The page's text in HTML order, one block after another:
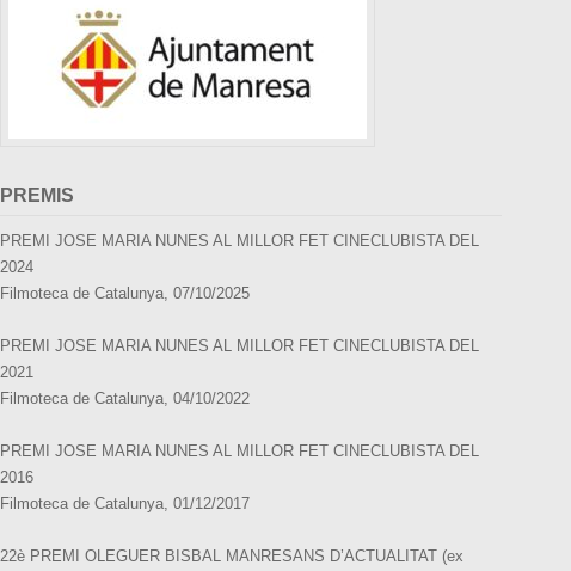
PREMIS
PREMI JOSE MARIA NUNES AL MILLOR FET CINECLUBISTA DEL
2024
Filmoteca de Catalunya, 07/10/2025
PREMI JOSE MARIA NUNES AL MILLOR FET CINECLUBISTA DEL
2021
Filmoteca de Catalunya, 04/10/2022
PREMI JOSE MARIA NUNES AL MILLOR FET CINECLUBISTA DEL
2016
Filmoteca de Catalunya, 01/12/2017
22è PREMI OLEGUER BISBAL MANRESANS D’ACTUALITAT (ex